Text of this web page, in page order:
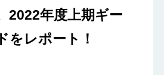
2022年度上期ギー
をレポート！